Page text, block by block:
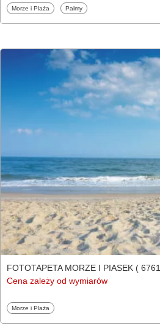
Fototapety
Morze i Plaża Fototapety
Palmy
FOTOTAPETA MORZE I PIASEK (
Cena zależy od wymiarów
Fototapety
Morze i Plaża